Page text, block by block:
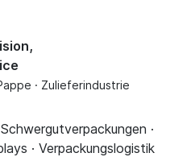
· Zulieferindustrie
·
· Verpackungslogistik